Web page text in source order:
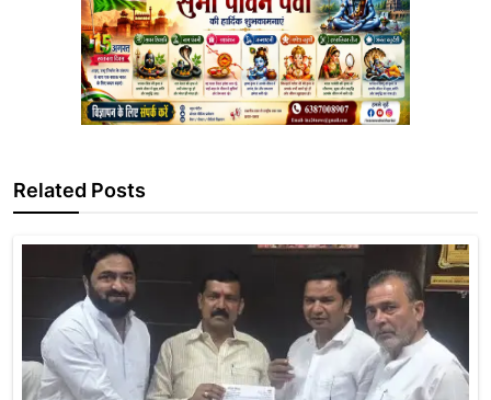
Related Posts